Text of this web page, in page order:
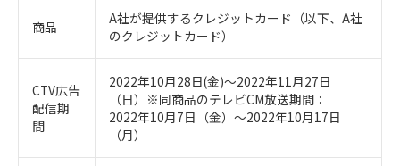
商品
A社が提供するクレジットカード（以下、A社
のクレジットカード）
CTV広告
配信期
間
2022年10月28日(金)〜2022年11月27日
（日）※同商品のテレビCM放送期間：
2022年10月7日（金）〜2022年10月17日
（月）